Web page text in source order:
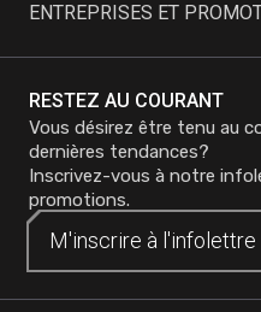
RESTEZ AU COURANT
Vous désirez être tenu au
dernières tendances?
Inscrivez-vous à notre
promotions.
M'inscrire à l'infolettre
M'inscrire à l'infolettre
ENTREPRISES ET